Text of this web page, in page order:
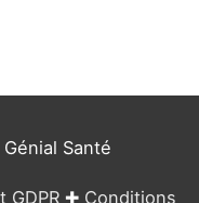
Génial Santé
GDPR ✚ Conditions